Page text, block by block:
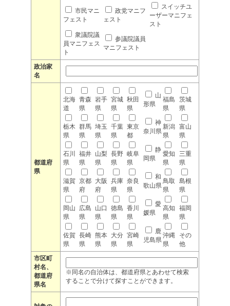
市民マニ
フェスト
政党マニフ
ェスト
スイッチユ
ーザーマニフェ
スト
衆議院議
員マニフェス
ト
参議院議員
マニフェスト
政治家
名
都道府
県
北海
道
青森
県
岩手
県
宮城
県
秋田
県
山
形県
福島
県
茨城
県
栃木
県
群馬
県
埼玉
県
千葉
県
東京
都
神
奈川県
新潟
県
富山
県
石川
県
福井
県
山梨
県
長野
県
岐阜
県
静
岡県
愛知
県
三重
県
滋賀
県
京都
府
大阪
府
兵庫
県
奈良
県
和
歌山県
鳥取
県
島根
県
岡山
県
広島
県
山口
県
徳島
県
香川
県
愛
媛県
高知
県
福岡
県
佐賀
県
長崎
県
熊本
県
大分
県
宮崎
県
鹿
児島県
沖縄
県
その
他
市区町
村名、
都道府
県名
※同名の自治体は、都道府県とあわせて検索
することで分けて探すことができます。